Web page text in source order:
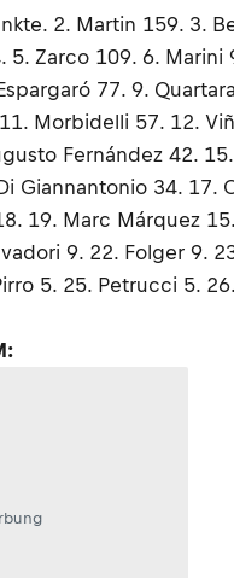
2. Martin 159. 3.
5. Zarco 109. 6. Marini
77. 9.
Morbidelli 57. 12.
Fernández 42. 15.
Giannantonio 34. 17.
19. Marc Márquez
9. 22. Folger 9.
5. 25. Petrucci 5.